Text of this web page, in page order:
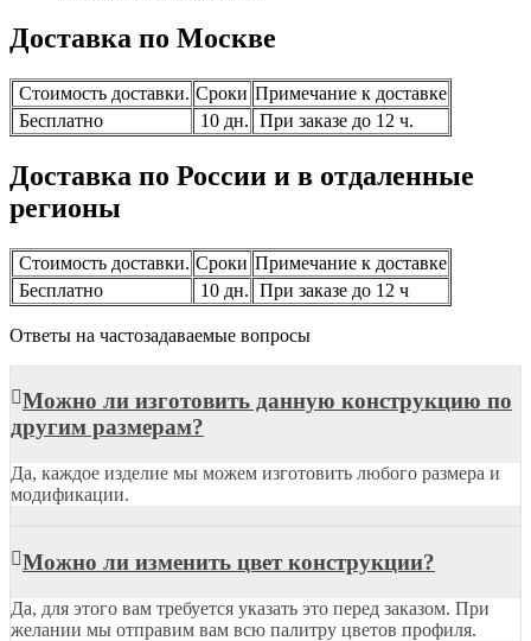
Доставка по Москве
Стоимость доставки. Сроки Примечание к доставке
Бесплатно
10 дн. При заказе до 12 ч.
Доставка по России и в отдаленные
регионы
Стоимость доставки. Сроки Примечание к доставке
Бесплатно
10 дн. При заказе до 12 ч
Ответы на частозадаваемые вопросы
Можно ли изготовить данную конструкцию по
другим размерам?
Да, каждое изделие мы можем изготовить любого размера и
модификации.
Можно ли изменить цвет конструкции?
Да, для этого вам требуется указать это перед заказом. При
желании мы отправим вам всю палитру цветов профиля.